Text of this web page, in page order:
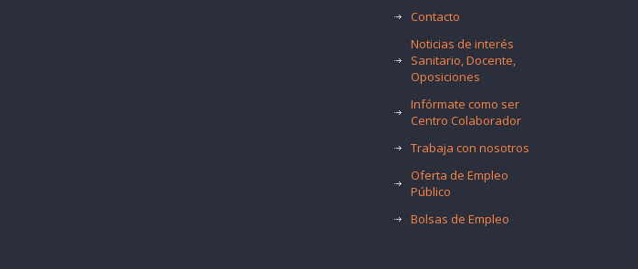
Contacto
Noticias de interés
Sanitario, Docente,
Oposiciones
Infórmate como ser
Centro Colaborador
Trabaja con nosotros
Oferta de Empleo
Público
Bolsas de Empleo